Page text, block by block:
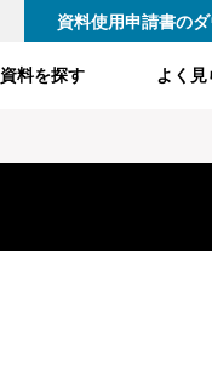
資料使用申請書の
資料を探す よく